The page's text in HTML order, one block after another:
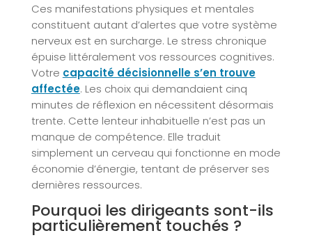
Ces manifestations physiques et mentales
constituent autant d’alertes que votre système
nerveux est en surcharge. Le stress chronique
épuise littéralement vos ressources cognitives.
Votre capacité décisionnelle s’en trouve
affectée. Les choix qui demandaient cinq
minutes de réflexion en nécessitent désormais
trente. Cette lenteur inhabituelle n’est pas un
manque de compétence. Elle traduit
simplement un cerveau qui fonctionne en mode
économie d’énergie, tentant de préserver ses
dernières ressources.
Pourquoi les dirigeants sont-ils
particulièrement touchés ?